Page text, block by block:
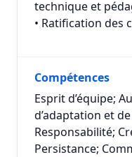
technique et
• Ratification des
Compétences
Esprit d’équipe;
d’adaptation et
Responsabilité;
Persistance;